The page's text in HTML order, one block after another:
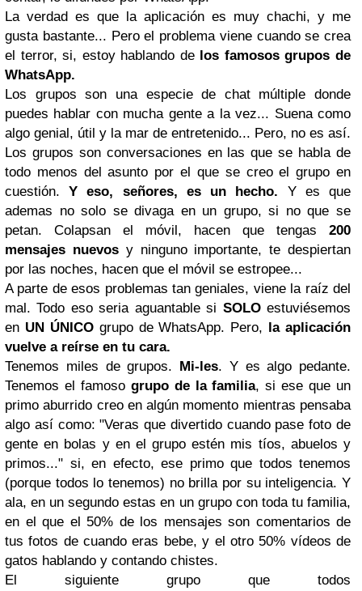
La verdad es que la aplicación es muy chachi, y me
gusta bastante... Pero el problema viene cuando se crea
el terror, si, estoy hablando de los famosos grupos de
WhatsApp.
Los grupos son una especie de chat múltiple donde
puedes hablar con mucha gente a la vez... Suena como
algo genial, útil y la mar de entretenido... Pero, no es así.
Los grupos son conversaciones en las que se habla de
todo menos del asunto por el que se creo el grupo en
cuestión.Y eso, señores, es un hecho. Y es que
ademas no solo se divaga en un grupo, si no que se
petan. Colapsan el móvil, hacen que tengas 200
mensajes nuevosy ninguno importante, te despiertan
por las noches, hacen que el móvil se estropee...
A parte de esos problemas tan geniales, viene la raíz del
mal. Todo eso seria aguantable si SOLOestuviésemos
en UN ÚNICOgrupo de WhatsApp. Pero, la aplicación
vuelve a reírse en tu cara.
Tenemos miles de grupos. Mi-les. Y es algo pedante.
Tenemos el famoso grupo de la familia, si ese que un
primo aburrido creo en algún momento mientras pensaba
algo así como: "Veras que divertido cuando pase foto de
gente en bolas y en el grupo estén mis tíos, abuelos y
primos..." si, en efecto, ese primo que todos tenemos
(porque todos lo tenemos) no brilla por su inteligencia. Y
ala, en un segundo estas en un grupo con toda tu familia,
en el que el 50% de los mensajes son comentarios de
tus fotos de cuando eras bebe, y el otro 50% vídeos de
gatos hablando y contando chistes.
El siguiente grupo que todos